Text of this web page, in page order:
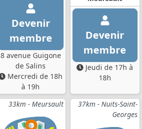
Devenir
membre
8 avenue Guigone
de Salins
Mercredi de 18h
à 19h
Devenir
membre
Jeudi de 17h à
18h
33km - Meursault
37km - Nuits-Saint-
Georges